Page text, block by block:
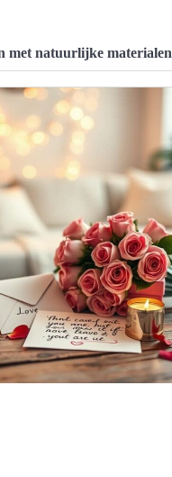
met natuurlijke materialen